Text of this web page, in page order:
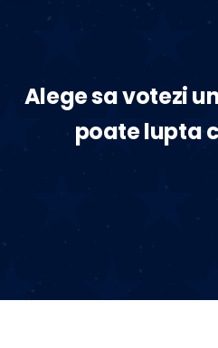
Alege sa votezi
poate lupta